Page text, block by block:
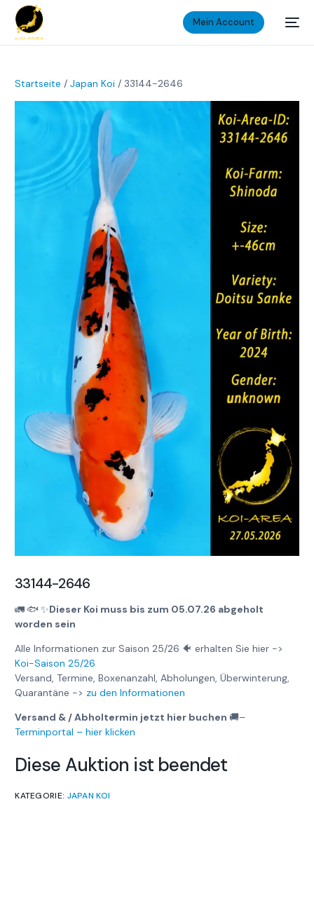
Mein Account
Startseite /Japan Koi / 33144-2646
33144-2646
🚛🐟✨Dieser Koi muss bis zum 05.07.26 abgeholt
worden sein
Alle Informationen zur Saison 25/26 🐠 erhalten Sie hier ->
Koi-Saison 25/26
Versand, Termine, Boxenanzahl, Abholungen, Überwinterung,
Quarantäne -> zu den Informationen
Versand & / Abholtermin jetzt hier buchen 🚚–
Terminportal – hier klicken
Diese Auktion ist beendet
KATEGORIE: JAPAN KOI